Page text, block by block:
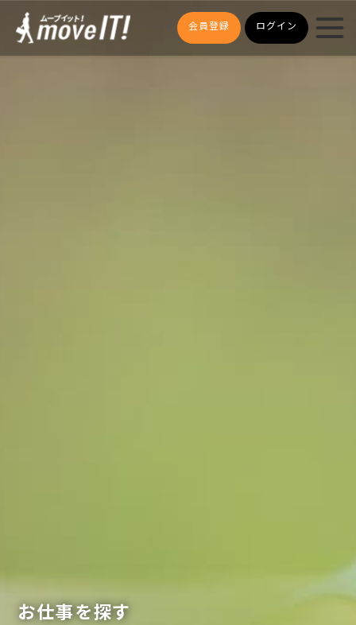
会員登録 ログイン
お仕事を探す